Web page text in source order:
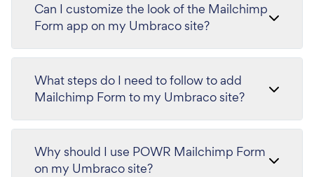
Can I customize the look of the Mailchimp
Form app on my Umbraco site?
What steps do I need to follow to add
Mailchimp Form to my Umbraco site?
Why should I use POWR Mailchimp Form
on my Umbraco site?